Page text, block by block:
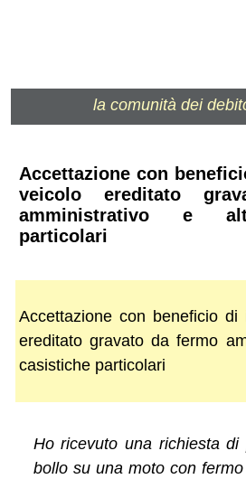
la comunità dei
Accettazione con
veicolo ereditato
amministrativo e
particolari
Accettazione con beneficio di
ereditato gravato da fermo
casistiche particolari
Ho ricevuto una richiesta di
bollo su una moto con